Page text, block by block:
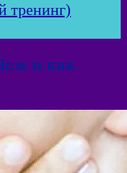
тренинг)
и как